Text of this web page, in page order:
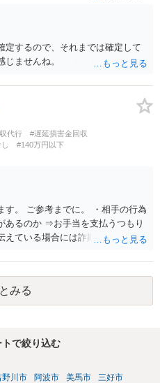
定するので、それまでは確定して
ませんね。
代行
#遅延損害金回収
#140万円以下
す。 ご参考までに。 ・相手の行為
あるのか ⇒お手当を支払うつもり
えている場合には詐欺罪に該当す
請求として３０万円を請求するこ
は、売春防止法に抵触する契約
として 民法上無効（民法９０
ない可能性が高いです。 ・相手の
て相手方の住所・氏名を把握して
みる
で絞り込む
野川市 阿波市 美馬市
三好市